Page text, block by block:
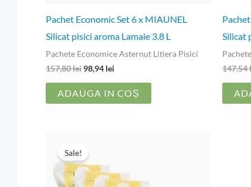
Pachet Economic Set 6 x MIAUNEL
Silicat pisici aroma Lamaie 3.8 L
Pachete Economice Asternut Litiera Pisici
157,80lei 98,94 lei
ADAUGA IN COȘ
Silicat
147,54
Sale!
a
fost:
209,94 lei.